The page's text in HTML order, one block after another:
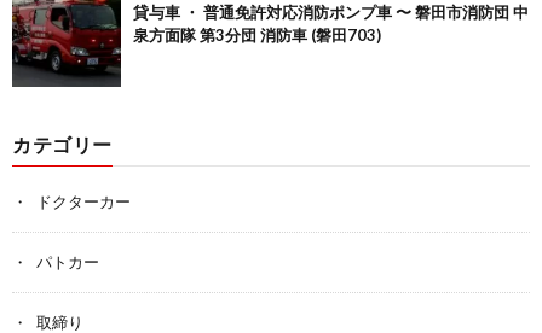
貸与車 ・ 普通免許対応消防ポンプ車 〜 磐田市消防団 中
泉方面隊 第3分団 消防車 (磐田703)
カテゴリー
ドクターカー
パトカー
取締り